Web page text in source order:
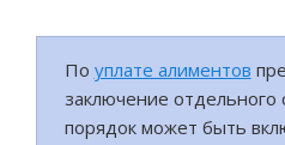
По уплате алиментов
заключение отдельного
порядок может быть